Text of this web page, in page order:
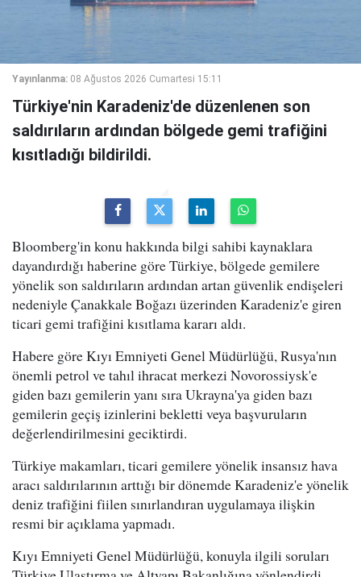
Yayınlanma: 08 Ağustos 2026 Cumartesi 15:11
Türkiye'nin Karadeniz'de düzenlenen son
saldırıların ardından bölgede gemi trafiğini
kısıtladığı bildirildi.
Bloomberg'in konu hakkında bilgi sahibi kaynaklara
dayandırdığı haberine göre Türkiye, bölgede gemilere
yönelik son saldırıların ardından artan güvenlik endişeleri
nedeniyle Çanakkale Boğazı üzerinden Karadeniz'e giren
ticari gemi trafiğini kısıtlama kararı aldı.
Habere göre Kıyı Emniyeti Genel Müdürlüğü, Rusya'nın
önemli petrol ve tahıl ihracat merkezi Novorossiysk'e
giden bazı gemilerin yanı sıra Ukrayna'ya giden bazı
gemilerin geçiş izinlerini bekletti veya başvuruların
değerlendirilmesini geciktirdi.
Türkiye makamları, ticari gemilere yönelik insansız hava
aracı saldırılarının arttığı bir dönemde Karadeniz'e yönelik
deniz trafiğini fiilen sınırlandıran uygulamaya ilişkin
resmi bir açıklama yapmadı.
Kıyı Emniyeti Genel Müdürlüğü, konuyla ilgili soruları